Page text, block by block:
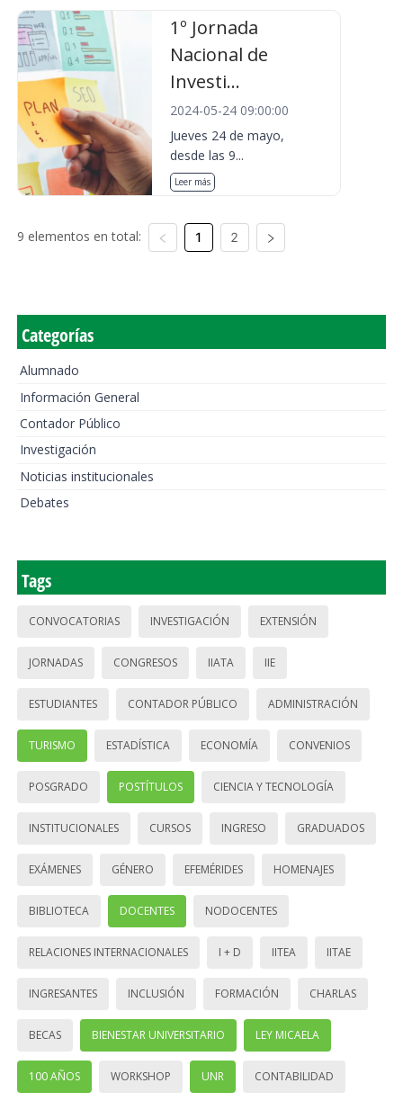
1º Jornada
Nacional de
Investi...
2024-05-24 09:00:00
Jueves 24 de mayo,
desde las 9...
Leer más
9 elementos en total: 1 2
Categorías
Alumnado
Información General
Contador Público
Investigación
Noticias institucionales
Debates
Tags
CONVOCATORIAS INVESTIGACIÓN EXTENSIÓN
JORNADAS CONGRESOS IIATA IIE
ESTUDIANTES CONTADOR PÚBLICO ADMINISTRACIÓN
TURISMO ESTADÍSTICA ECONOMÍA CONVENIOS
POSGRADO POSTÍTULOS CIENCIA Y TECNOLOGÍA
INSTITUCIONALES CURSOS INGRESO GRADUADOS
EXÁMENES GÉNERO EFEMÉRIDES HOMENAJES
BIBLIOTECA DOCENTES NODOCENTES
RELACIONES INTERNACIONALES I + D IITEA IITAE
INGRESANTES INCLUSIÓN FORMACIÓN CHARLAS
BECAS BIENESTAR UNIVERSITARIO LEY MICAELA
100 AÑOS WORKSHOP UNR CONTABILIDAD